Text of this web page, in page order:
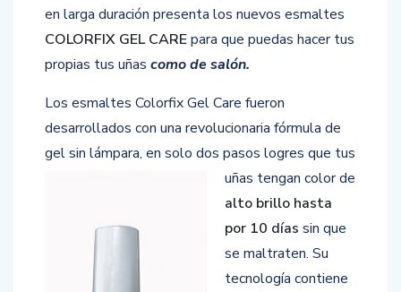
en larga duración presenta los nuevos esmaltes
COLORFIX GEL CAREpara que puedas hacer tus
propias tus uñas como de salón.
Los esmaltes Colorfix Gel Care fueron
desarrollados con una revolucionaria fórmula de
gel sin lámpara, en solo dos pasos logres que tus
uñas tengan color de
alto brillo hasta
por 10 días sin que
se maltraten. Su
tecnología contiene